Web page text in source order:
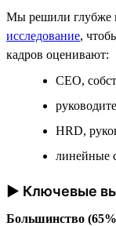
Мы решили глубже
исследование,
кадров оценивают:
CEO,
HRD,
линейные
► Ключевые
Большинство